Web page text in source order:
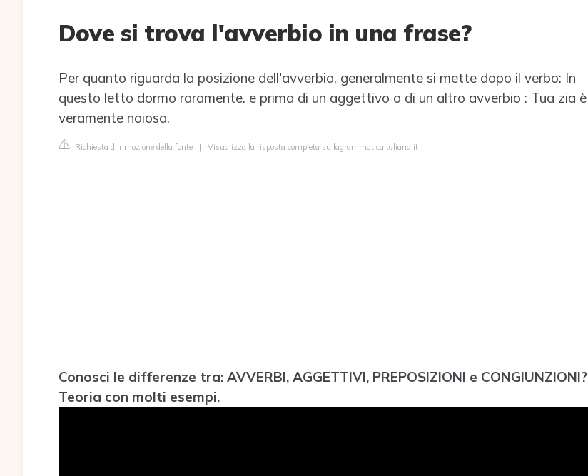
Dove si trova l'avverbio in una frase?
Per quanto riguarda la posizione dell'avverbio, generalmente si mette dopo il verbo: In
questo letto dormo raramente. e prima di un aggettivo o di un altro avverbio : Tua zia è
veramente noiosa.
Richiesta di rimozione della fonte | Visualizza la risposta completa su lagrammaticaitaliana.it
Conosci le differenze tra: AVVERBI, AGGETTIVI, PREPOSIZIONI e CONGIUNZIONI?
Teoria con molti esempi.